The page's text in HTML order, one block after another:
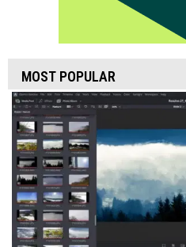
MOST POPULAR